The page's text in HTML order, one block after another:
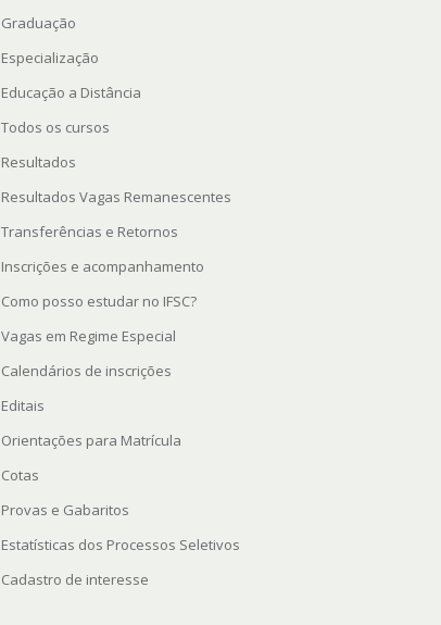
Graduação
Especialização
Educação a Distância
Todos os cursos
Resultados
Resultados Vagas Remanescentes
Transferências e Retornos
Inscrições e acompanhamento
Como posso estudar no IFSC?
Vagas em Regime Especial
Calendários de inscrições
Editais
Orientações para Matrícula
Cotas
Provas e Gabaritos
Estatísticas dos Processos Seletivos
Cadastro de interesse